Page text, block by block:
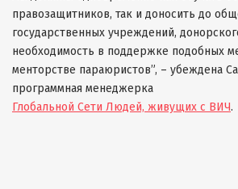
правозащитников, так и доносить до
государственных учреждений,
необходимость в поддержке подобных
менторстве параюристов”, – убеждена
программная менеджерка
Глобальной Сети Людей, живущих с ВИЧ.